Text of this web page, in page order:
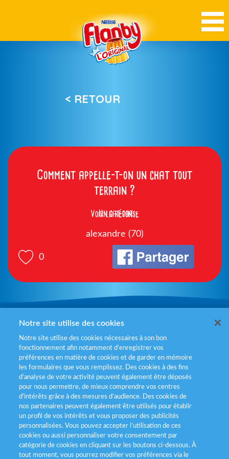
< RETOUR
Comment appelle-t-on un chat tout
terrain ?
Voir la réponse
Un cat-cat
0
alexandre (70)
Mentions légales
Politiques de gestion des cookies
Politique données personnelles
Services consommateurs
Déclaration d’accessibilité
Notre site utilise des cookies
Notre site utilise des cookies nécessaires à son bon
fonctionnement afin notamment d’enregistrer vos
préférences en matière de cookies et de garder en mémoire
les formulaires que vous remplissez. Des cookies à des fins
d’analyse de votre activité peuvent également être déposés
pour nous permettre, de mieux comprendre vos centres
d'intérêts grâce à des mesures d’audience. Des cookies de
nos partenaires peuvent également être utilisés pour établir
un profil de vos intérêts et vous proposer des publicités
personnalisées. Vous pouvez accepter l’utilisation de ces
cookies ou aussi personnaliser votre consentement par
catégorie de cookies en cliquant sur les boutons ci-dessous. À
tout moment, vous pourrez modifier vos préférences via le